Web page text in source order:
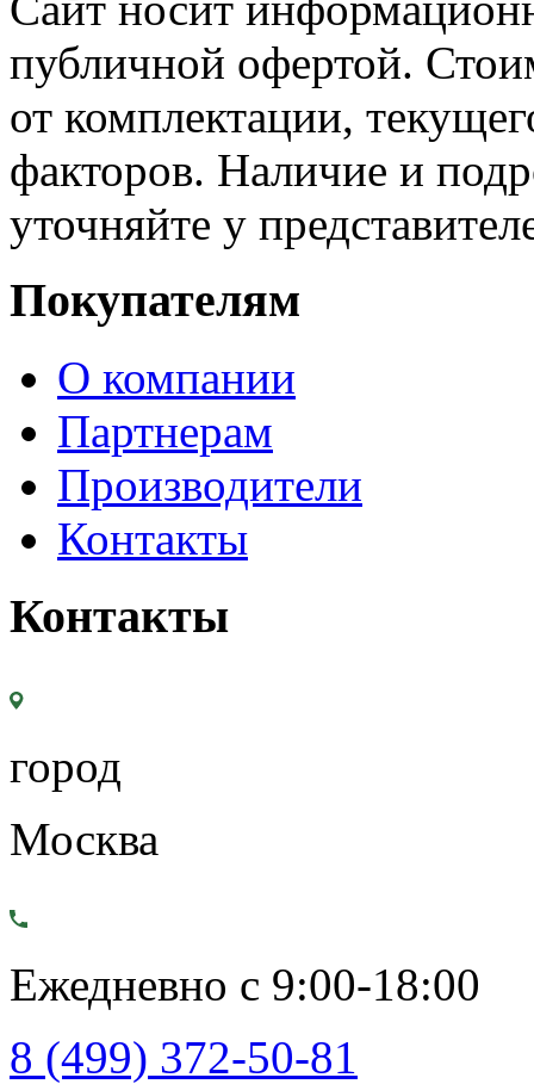
публичной офертой.
от комплектации,
факторов. Наличие и
уточняйте у
Покупателям
О компании
Партнерам
Производители
Контакты
Контакты
город
Москва
Ежедневно с 9:00-18:00
8 (499) 372-50-81